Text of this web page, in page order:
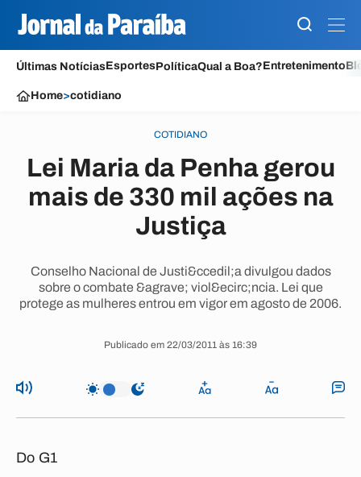
Últimas NotíciasEsportesPolíticaQual a Boa?Entretenimento
Home>cotidiano
COTIDIANO
Lei Maria da Penha gerou
mais de 330 mil ações na
Justiça
Conselho Nacional de Justi&ccedil;a divulgou dados
sobre o combate &agrave; viol&ecirc;ncia. Lei que
protege as mulheres entrou em vigor em agosto de 2006.
Publicado em 22/03/2011 às 16:39
Do G1